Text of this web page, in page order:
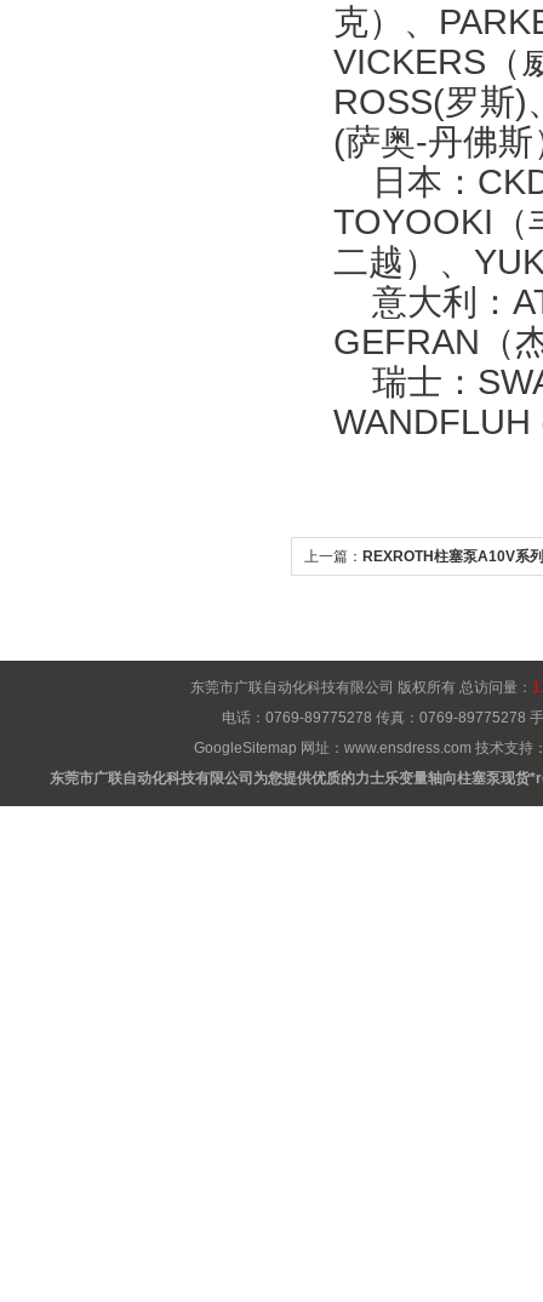
克）、
VICKERS（
ROSS(罗斯)
(萨奥-丹佛斯
日本：
TOYOOKI（
二越）、
意大利：
GEFRAN（
瑞士：
WANDFLUH
上一篇： REXROTH柱塞泵A10V系
东莞市广联自动化科技有限公司 版权所有 总访问量：
电话：0769-89775278 传真：0769-89775278
GoogleSitemap 网址： www.ensdress.com 技术支持
东莞市广联自动化科技有限公司为您提供优质的力士乐变量轴向柱塞泵现